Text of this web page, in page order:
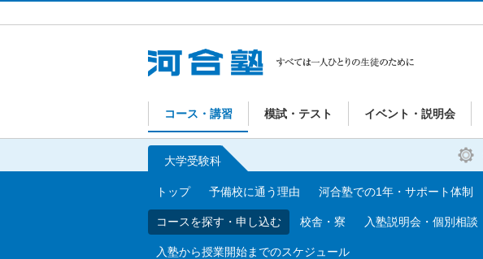
コース・講習 模試・テスト イベント・説明会
大学受験科
トップ 予備校に通う理由 河合塾での1年・サポート体制
コースを探す・申し込む 校舎・寮 入塾説明会・個別相談
入塾から授業開始までのスケジュール